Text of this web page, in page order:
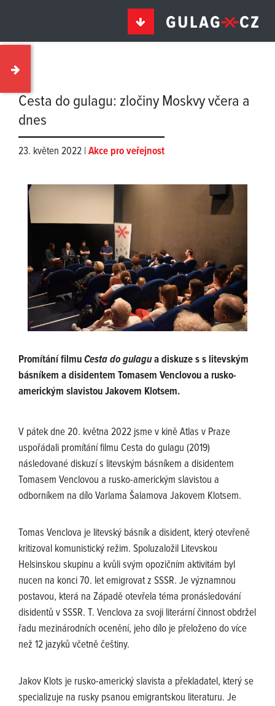
Cesta do gulagu: zločiny Moskvy včera a
dnes
23. květen 2022 | Akce pro veřejnost
Promítání filmuCesta do gulagua diskuze s s litevským
básníkem a disidentem Tomasem Venclovou a rusko-
americkým slavistou Jakovem Klotsem.
V pátek dne 20. května 2022 jsme v kině Atlas v Praze
uspořádali promítání filmu Cesta do gulagu (2019)
následované diskuzí s litevským básníkem a disidentem
Tomasem Venclovou a rusko-americkým slavistou a
odborníkem na dílo Varlama Šalamova Jakovem Klotsem.
Tomas Venclova je litevský básník a disident, který otevřeně
kritizoval komunistický režim. Spoluzaložil Litevskou
Helsinskou skupinu a kvůli svým opozičním aktivitám byl
nucen na konci 70. let emigrovat z SSSR. Je významnou
postavou, která na Západě otevřela téma pronásledování
disidentů v SSSR. T. Venclova za svoji literární činnost obdržel
řadu mezinárodních ocenění, jeho dílo je přeloženo do více
než 12 jazyků včetně češtiny.
Jakov Klots je rusko-americký slavista a překladatel, který se
specializuje na rusky psanou emigrantskou literaturu. Je